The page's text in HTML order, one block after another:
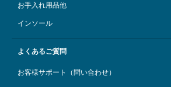
お手入れ用品他
インソール
よくあるご質問
お客様サポート（問い合わせ）